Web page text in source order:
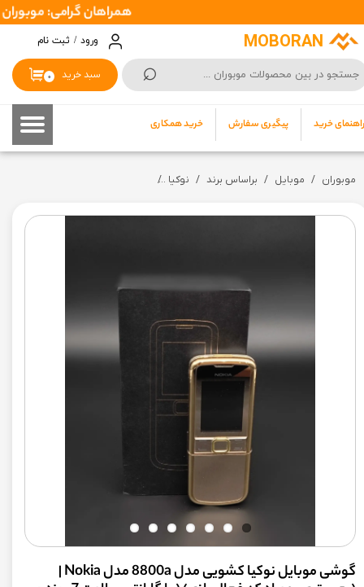
MOBORAN
⌕ ۰ سبد خرید
راهنمای خرید پیگیری سفارش خرید همکاری
ورود / ثبت نام
حساب کاربری من
تغییر گذر واژه
خروج از حساب کاربری
همراهان گرامی: موبوران سفارشات شما را در اسرع وقت ( 1 تا 2
موبوران موبایل براساس برند نوکیا
گوشی موبایل نوکیا کشویی مدل 8800a مدل Nokia |